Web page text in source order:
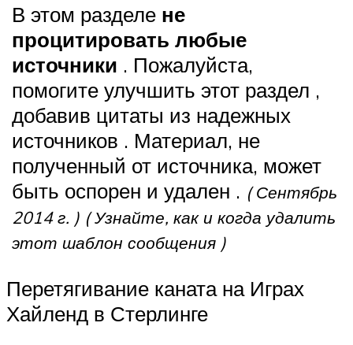
В этом разделе не
процитировать любые
источники . Пожалуйста,
помогите улучшить этот раздел ,
добавив цитаты из надежных
источников . Материал, не
полученный от источника, может
быть оспорен и удален . ( Сентябрь
2014 г. ) ( Узнайте, как и когда удалить
этот шаблон сообщения )
Перетягивание каната на Играх
Хайленд в Стерлинге